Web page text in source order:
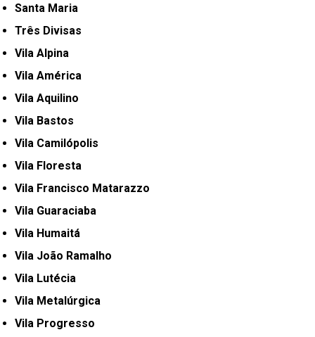
Santa Maria
Três Divisas
Vila Alpina
Vila América
Vila Aquilino
Vila Bastos
Vila Camilópolis
Vila Floresta
Vila Francisco Matarazzo
Vila Guaraciaba
Vila Humaitá
Vila João Ramalho
Vila Lutécia
Vila Metalúrgica
Vila Progresso